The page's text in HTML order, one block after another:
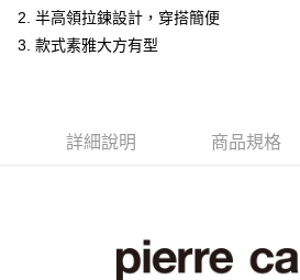
付款後全家取貨
每筆NT$60，滿NT$1,200(含以上)免運費
每筆NT$60，滿NT$1,200(含以上)免運費
2. 半高領拉鍊設計，穿搭簡便
3. 款式素雅大方有型
詳細說明 商品規格